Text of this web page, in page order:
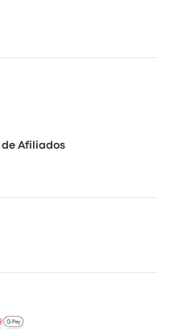
de Afiliados